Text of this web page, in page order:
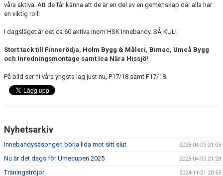
våra aktiva. Att de får känna att de är en del av en gemenskap där alla har
en viktig roll!
I dagsläget är det ca 60 aktiva inom HSK Innebandy. SÅ KUL!
Stort tack till Finnerödja, Holm Bygg & Måleri, Bimac, Umeå Bygg
och Inredningsmontage samt Ica Nära Hissjö!
På bild ser ni våra yngsta lag just nu, P17/18 samt F17/18.
Nyhetsarkiv
Innebandysäsongen börja lida mot sitt slut 2025-04-09 21:05
Nu är det dags för Umecupen 2025 2025-04-03 21:28
Träningströjor 2024-11-21 20:53